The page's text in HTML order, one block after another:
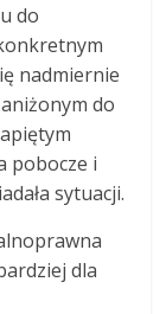
do
nadmiernie
do
pobocze i
sytuacji.
dla